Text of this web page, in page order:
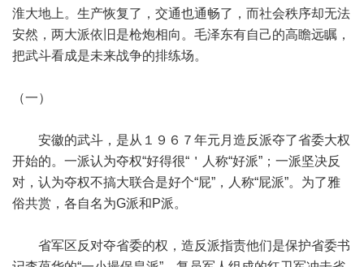
淮大地上。生产恢复了，交通也通畅了，而社会秩序却无法
安然，两大派依旧是枪炮相向。毛泽东有自己的高瞻远瞩，
把武斗看成是未来战争的排练场。
（一）
安徽的武斗，是从１９６７年元月造反派夺了省委大权
开始的。一派认为夺权“好得很“＇人称“好派”；一派坚决反
对，认为夺权不搞大联合是好个“屁”，人称“屁派”。为了雅
俗共赏，各自名为G派和P派。
省军区反对夺省委的权，造反派指责他们是保护省委书